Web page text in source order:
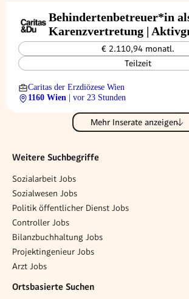
Behindertenbetreuer*in
Karenzvertretung |
Tagesstruktur Nord
€ 2.110,94 monatl.
Teilzeit
Caritas der Erzdiözese Wien
1160 Wien
| vor 23 Stunden
Mehr Inserate anzeigen
Weitere Suchbegriffe
Sozialarbeit Jobs
Sozialwesen Jobs
Politik öffentlicher Dienst Jobs
Controller Jobs
Bilanzbuchhaltung Jobs
Projektingenieur Jobs
Arzt Jobs
Ortsbasierte Suchen